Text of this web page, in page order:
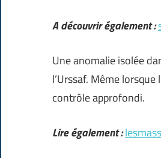
A découvrir également :
Une anomalie isolée
l’Urssaf. Même
contrôle approfondi.
Lire également :